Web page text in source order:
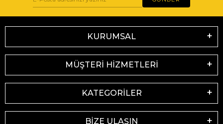
KURUMSAL
MÜŞTERİ HİZMETLERİ
KATEGORİLER
BİZE ULAŞIN